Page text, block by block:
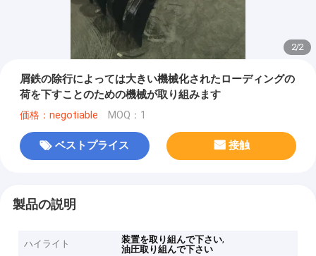
2/2
屑鉄の除行によっては大きい機械化されたローディングの
荷を下すことのための機械が取り組みます
価格：negotiable MOQ：1
ベストプライス 接触
製品の説明
ハイライト 装置を取り組んで下さい,
油圧取り組んで下さい